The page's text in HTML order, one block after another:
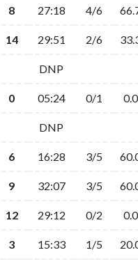
8 27:18 4/6
14 29:51 2/6
DNP
0 05:24 0/1 0.0
DNP
6 16:28 3/5
9 32:07 3/5
12 29:12 0/2 0.0
3 15:33 1/5
8 27:18 4/6
14 29:51 2/6
DNP
0 05:24 0/1 0.0
DNP
6 16:28 3/5
9 32:07 3/5
12 29:12 0/2 0.0
3 15:33 1/5